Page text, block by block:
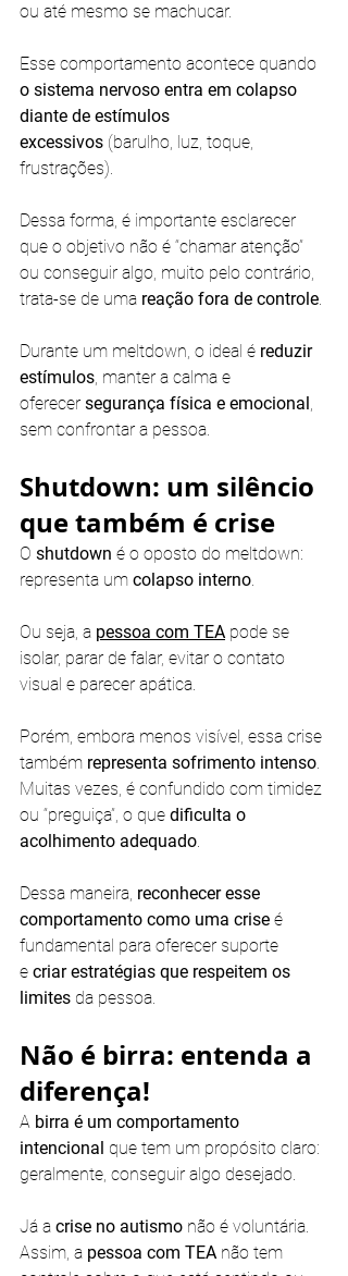
ou até mesmo se machucar.
Esse comportamento acontece quando
o sistema nervoso entra em colapso
diante de estímulos
excessivos (barulho, luz, toque,
frustrações).
Dessa forma, é importante esclarecer
que o objetivo não é “chamar atenção”
ou conseguir algo, muito pelo contrário,
trata-se de uma reação fora de controle.
Durante um meltdown, o ideal é reduzir
estímulos, manter a calma e
oferecer segurança física e emocional,
sem confrontar a pessoa.
Shutdown: um silêncio
que também é crise
O shutdown é o oposto do meltdown:
representa um colapso interno.
Ou seja, a pessoa com TEA pode se
isolar, parar de falar, evitar o contato
visual e parecer apática.
Porém, embora menos visível, essa crise
também representa sofrimento intenso.
Muitas vezes, é confundido com timidez
ou “preguiça”, o que dificulta o
acolhimento adequado.
Dessa maneira, reconhecer esse
comportamento como uma crise é
fundamental para oferecer suporte
e criar estratégias que respeitem os
limites da pessoa.
Não é birra: entenda a
diferença!
A birra é um comportamento
intencional que tem um propósito claro:
geralmente, conseguir algo desejado.
Já a crise no autismo não é voluntária.
Assim, a pessoa com TEA não tem